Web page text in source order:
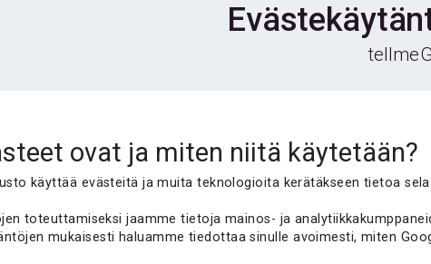
ovat ja miten niitä käytetään?
käyttää evästeitä ja muita teknologioita kerätäkseen tietoa
toteuttamiseksi jaamme tietoja mainos- ja
mukaisesti haluamme tiedottaa sinulle avoimesti, miten